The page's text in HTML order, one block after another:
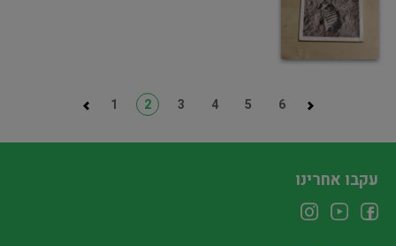
1 2 3 4 5 6
עקבו אחרינו